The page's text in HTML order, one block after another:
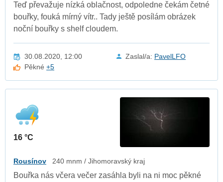
Teď převažuje nízká oblačnost, odpoledne čekám četné
bouřky, fouká mírný vítr.. Tady ještě posílám obrázek
noční bouřky s shelf cloudem.
30.08.2020, 12:00 Zaslal/a: PavelLFO
Pěkné+5
16 °C
Rousínov 240 mnm / Jihomoravský kraj
Bouřka nás včera večer zasáhla byli na ni moc pěkné